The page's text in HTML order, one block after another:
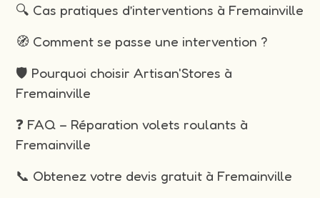
🔍 Cas pratiques d’interventions à Fremainville
🧭 Comment se passe une intervention ?
🛡️ Pourquoi choisir Artisan'Stores à
Fremainville
❓ FAQ – Réparation volets roulants à
Fremainville
📞 Obtenez votre devis gratuit à Fremainville